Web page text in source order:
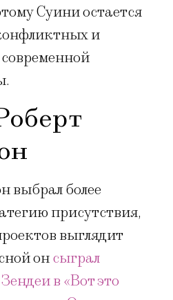
Суини остается
и
выбрал более
присутствия,
выглядит
онсыграл
в «Вот это